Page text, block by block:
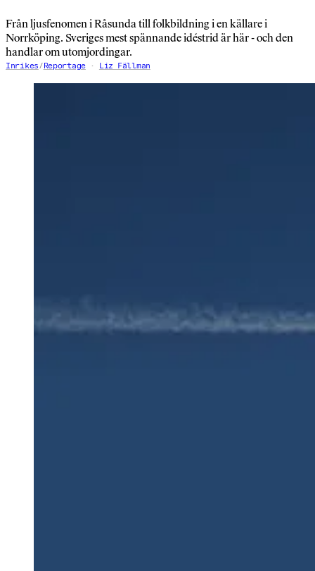
Från ljusfenomen i Råsunda till folkbildning i en källare i
Norrköping. Sveriges mest spännande idéstrid är här - och den
handlar om utomjordingar.
Inrikes/Reportage Liz Fällman